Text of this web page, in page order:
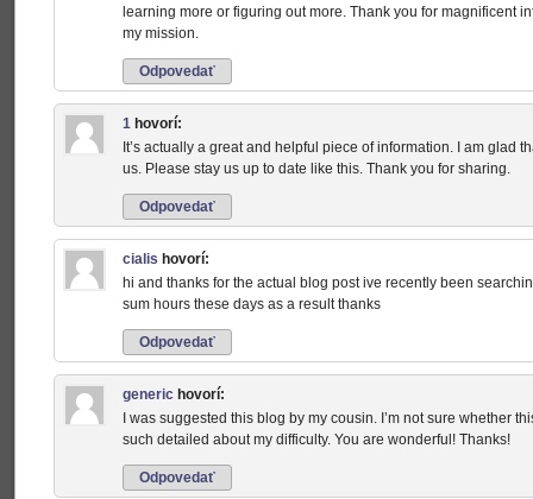
learning more or figuring out more. Thank you for magnificent
my mission.
Odpovedať
1 hovorí:
It’s actually a great and helpful piece of information. I am glad
us. Please stay us up to date like this. Thank you for sharing.
Odpovedať
cialis hovorí:
hi and thanks for the actual blog post ive recently been
sum hours these days as a result thanks
Odpovedať
generic hovorí:
I was suggested this blog by my cousin. I’m not sure whether
such detailed about my difficulty. You are wonderful! Thanks!
Odpovedať